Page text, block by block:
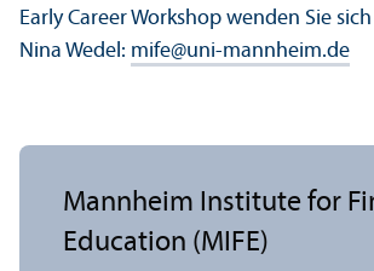
Early Career Workshop wenden Sie
Nina Wedel: mife@uni-mannheim.de
Mannheim Institute for
Education (MIFE)